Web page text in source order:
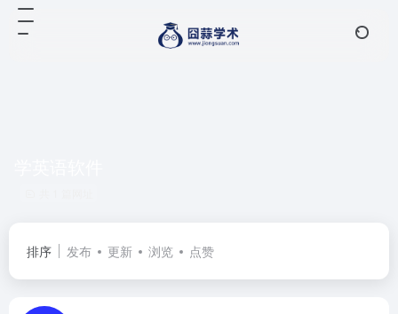
排序 发布 更新 浏览 点赞